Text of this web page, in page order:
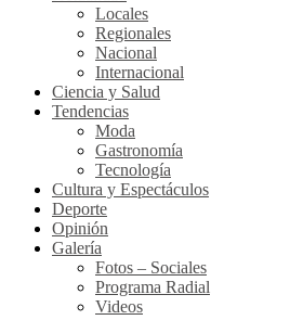
Locales
Regionales
Nacional
Internacional
Ciencia y Salud
Tendencias
Moda
Gastronomía
Tecnología
Cultura y Espectáculos
Deporte
Opinión
Galería
Fotos – Sociales
Programa Radial
Videos